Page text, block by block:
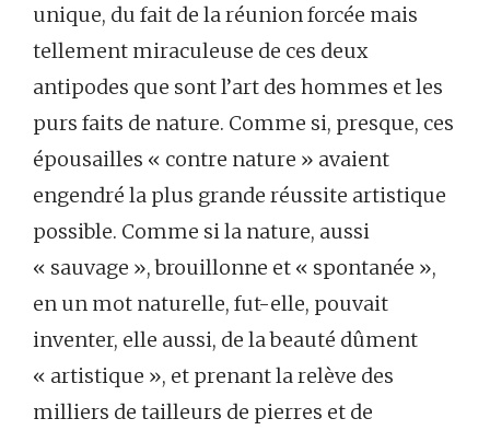
unique, du fait de la réunion forcée mais
tellement miraculeuse de ces deux
antipodes que sont l’art des hommes et les
purs faits de nature. Comme si, presque, ces
épousailles « contre nature » avaient
engendré la plus grande réussite artistique
possible. Comme si la nature, aussi
« sauvage », brouillonne et « spontanée »,
en un mot naturelle, fut-elle, pouvait
inventer, elle aussi, de la beauté dûment
« artistique », et prenant la relève des
milliers de tailleurs de pierres et de